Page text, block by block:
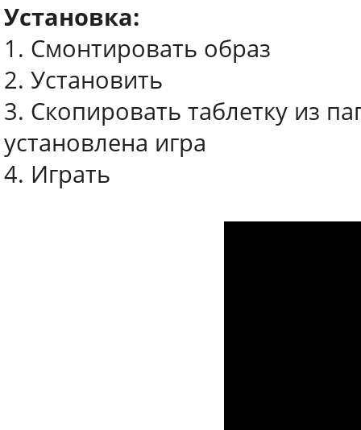
Установка:
1. Смонтировать образ
2. Установить
3. Скопировать таблетку из
установлена игра
4. Играть